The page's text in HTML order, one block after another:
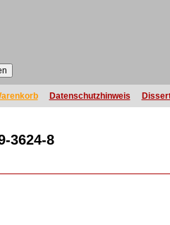
Datenschutzhinweis
3624-8